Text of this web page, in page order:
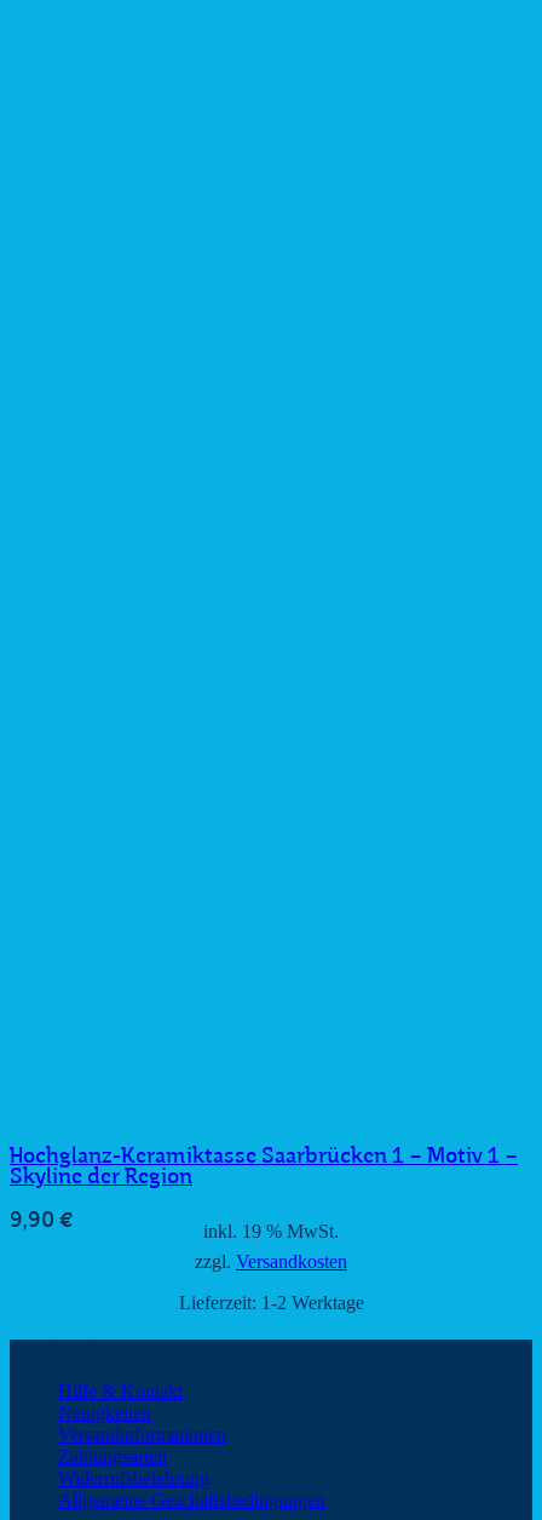
Hochglanz-Keramiktasse Saarbrücken 1 – Motiv 1 –
Skyline der Region
9,90 €
inkl. 19 % MwSt.
zzgl. Versandkosten
Lieferzeit: 1-2 Werktage
Hilfe & Kontakt
Neuigkeiten
Versandinformationen
Zahlungsarten
Widerrufsbelehrung
Allgemeine Geschäftsbedingungen